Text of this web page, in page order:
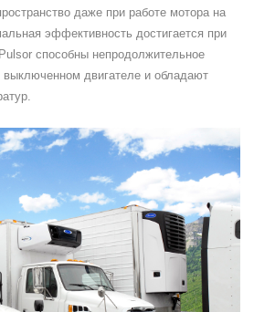
даже при работе мотора на
эффективность достигается при
способны непродолжительное
выключенном двигателе и обладают